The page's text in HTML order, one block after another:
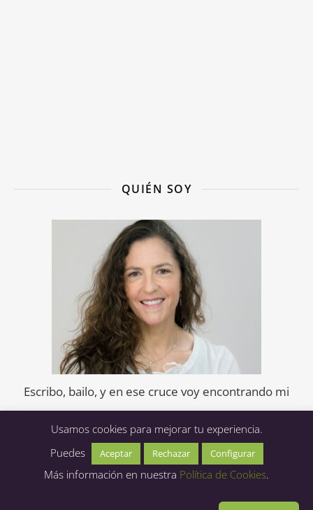
QUIÉN SOY
Escribo, bailo, y en ese cruce voy encontrando mi
voz.
Usamos cookies para mejorar tu experiencia.
Puedes
Aceptar Rechazar Configurar
Más información en nuestra Política de Cookies.